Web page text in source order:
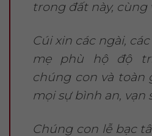
trong đất này, cùng
Cúi xin các ngài,
mẹ phù hộ độ
chúng con và toàn
mọi sự bình an, vạn
Chúng con lễ bạc